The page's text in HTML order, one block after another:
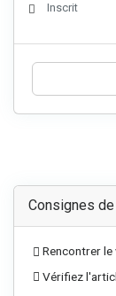
Inscrit
Consignes
Rencontrer le
Vérifiez